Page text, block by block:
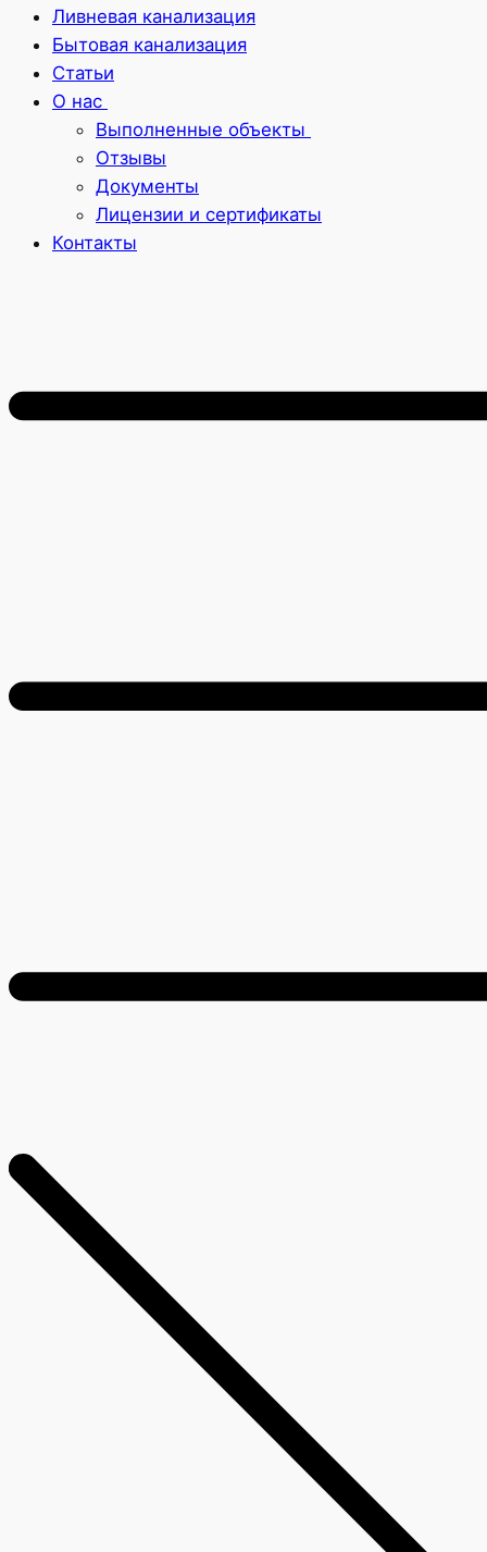
Ливневая канализация
Бытовая канализация
Статьи
О нас
Выполненные объекты
Отзывы
Документы
Лицензии и сертификаты
Контакты